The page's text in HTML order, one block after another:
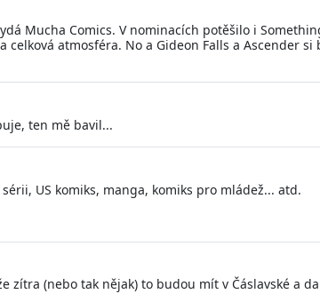
Mucha Comics. V nominacích potěšilo i
atmosféra. No a Gideon Falls a Ascender si
ten mě bavil...
US komiks, manga, komiks pro mládež... atd.
zítra (nebo tak nějak) to budou mít v Čáslavské a